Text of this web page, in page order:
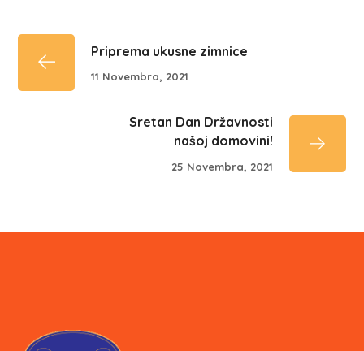
Priprema ukusne zimnice
11 Novembra, 2021
Sretan Dan Državnosti
našoj domovini!
25 Novembra, 2021